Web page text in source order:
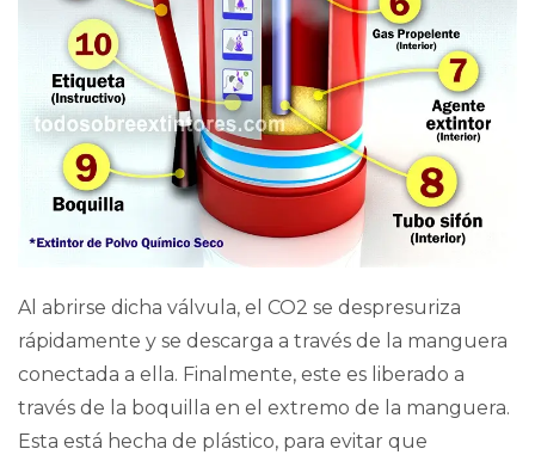
Al abrirse dicha válvula, el CO2 se despresuriza
rápidamente y se descarga a través de la manguera
conectada a ella. Finalmente, este es liberado a
través de la boquilla en el extremo de la manguera.
Esta está hecha de plástico, para evitar que